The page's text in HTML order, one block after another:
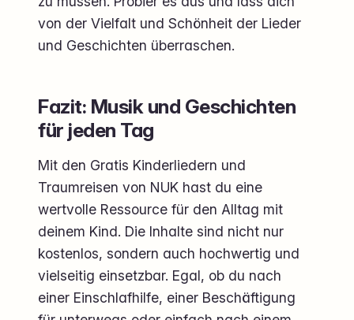
von der Vielfalt und Schönheit der Lieder
und Geschichten überraschen.
Fazit: Musik und Geschichten
für jeden Tag
Mit den Gratis Kinderliedern und
Traumreisen von NUK hast du eine
wertvolle Ressource für den Alltag mit
deinem Kind. Die Inhalte sind nicht nur
kostenlos, sondern auch hochwertig und
vielseitig einsetzbar. Egal, ob du nach
einer Einschlafhilfe, einer Beschäftigung